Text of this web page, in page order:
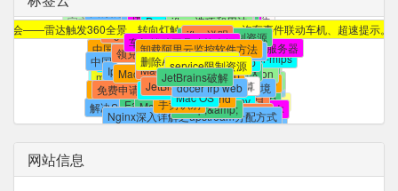
git操作相关
Git 命令详解及常用命令
git
Android
实现
再按一次
返回键
退出程序
Android 中文乱码
android
去掉
EditView
默认焦点
问题
开发
调用系统默认浏览器
常见问题
对象与数组的转换
svn
ignore
忽略文件及目录
mysql主从复制
主从slave
mysql
数据库
LINUX
安装多个版本
JDK
基于
Android Webview
Hybrid
App
前端优化
Git忽略规则
.gitignore
不生效
解决办法
常用
Github
项目
类库
ANDROID
macstroke
macos
手势
鼠标手势
自定义手势
完全自定义手势
重启程序
重启
重启自己
Supervisor
进程守护
异常报警
supervisor
支持
python
虚拟环境
venv
查看死锁和解除锁
Redis
批量删除Redis
centos7
安装jenkins
修改工作目录
workspace
修改Docker默认存储位置
docker容器迁移
小米路由器插件
r1d
r2dr3d插件
小米官方插件
frpc
frpc-mips
FileBrowser
FileBrowser-mips
nginx
逻辑运算
and
&amp;&amp;
Nginx深入详解之upstream分配方式
nginx负载均衡
ssh
心跳
解决SSH自动断线问题
navicat保持连接
找回
commit丢失
commit
rebase
git reflog
frp 镜像
frp镜像
frp容器
使用docker搭建frp服务器
docker frp
frp web
docer frp web
Mac OS
手势识别
MacStroke
EasyStroke
Stroke
macstroke for mac
macstroke.dmg
macstroke 安装
macstroke官网
Dnsmasq 配置文件详解
官方下载安装的迅雷有很多没有用的功能
systemd
systemctl
systemd 限制资源
systemctl限制资源
service限制资源
JetBrains破解
JetBrains TNT
IDEA破解
免费申请JetBrains证书
JetBrains证书
IDEA 证书
开源项目证书
JetBrains开源证书
iftop
下载并安装iftop监控 Linux 网络接口
iftop 选项和用法
iftop说明
卸载阿里云监控软件方法
删除AliYunDun残留
Mac日历订阅
MacOS日历订阅
Iphone日期订阅
中国法定节假日订阅
中国法定节假日.ics
法定节假日.ics
节假日安排通知
国务院办公厅法定节假日安排通知
国务院办公厅节假日安排
机会——雷达触发360全景、转向灯触发360全景、汽车事件联动车机、超速提示。
车机辅助工具功能介绍
领克E03替换开机动画
领克开机动画
领克VIP破解
伴听VIP破解
多媒体VIP破解
DockerHub
Nginx 反向代理 DockerHub
DockerHub加速
网站信息